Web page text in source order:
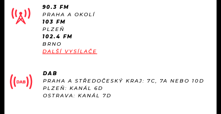
90.3 FM
PRAHA A OKOLÍ
103 FM
PLZEŇ
102.4 FM
BRNO
DALŠÍ VYSÍLAČE
DAB
PRAHA A STŘEDOČESKÝ KRAJ: 7C, 7A NEBO 10D
PLZEŇ: KANÁL 6D
OSTRAVA: KANÁL 7D